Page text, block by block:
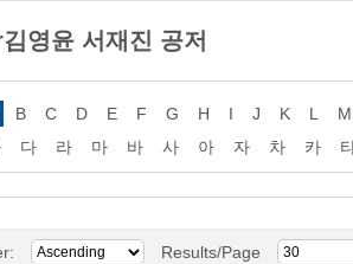
영윤 서재진 공저
B C D E F G H I J K L M
다 라 마 바 사 아 자 차 카
Results/Page